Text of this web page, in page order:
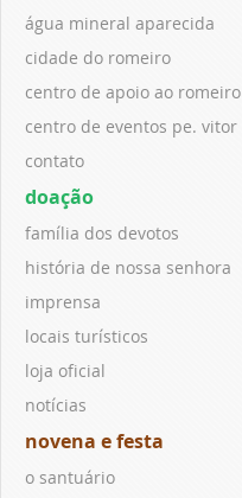
água mineral aparecida
cidade do romeiro
centro de apoio ao romeiro
centro de eventos pe. vitor
contato
doação
família dos devotos
história de nossa senhora
imprensa
locais turísticos
loja oficial
notícias
novena e festa
o santuário